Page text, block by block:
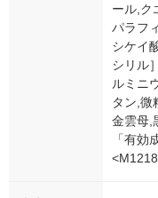
ール,ク
パラフ
シケイ
シリル
ルミニ
タン,微
金雲母,
「有効